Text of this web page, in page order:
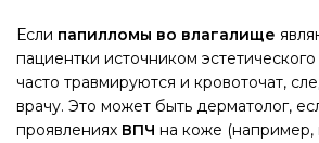
Если папилломы во влагалище
пациентки источником
часто травмируются и кровоточат,
врачу. Это может быть дерматолог,
проявлениях ВПЧ на коже (например,